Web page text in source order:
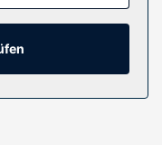
Internetzugang
Die
über